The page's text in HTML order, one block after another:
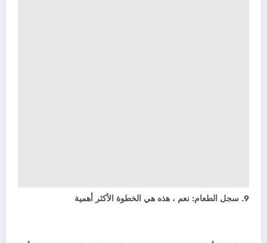
9. سجل الطعام: نعم ، هذه هي الخطوة الأكثر أهمية